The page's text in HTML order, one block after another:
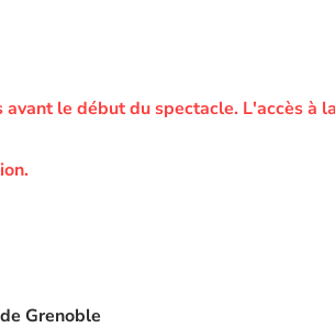
avant le début du spectacle. L'accès à
Grenoble